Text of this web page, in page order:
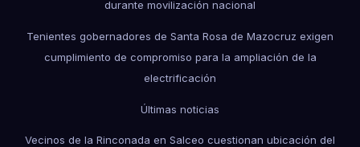
durante movilización nacional
Tenientes gobernadores de Santa Rosa de Mazocruz exigen
cumplimiento de compromiso para la ampliación de la
electrificación
Últimas noticias
Vecinos de la Rinconada en Salceo cuestionan ubicación del